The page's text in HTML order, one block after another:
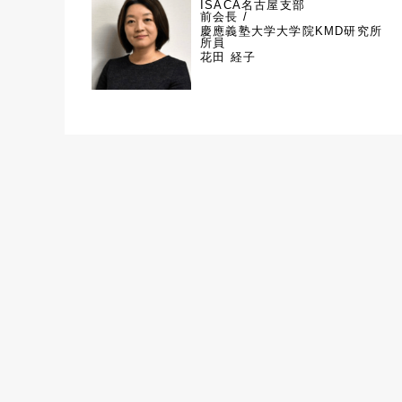
ISACA名古屋支部
前会長 /
慶應義塾大学大学院KMD研究所
所員
花田 経子